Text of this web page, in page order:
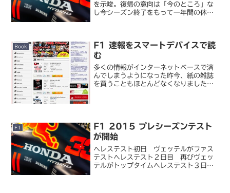
を示唆。復帰の意向は「今のところ」な
し今シーズン終了をもって一年間の休養
たジェンソン・バトンが...
Book
F1 速報をスマートデバイスで読
む
多くの情報がインターネットベースで済
んでしまうようになった昨今、紙の雑誌
を買うこともほとんどなくなりました
F1
F1 2015 プレシーズンテスト
が開始
ヘレステスト初日 ヴェッテルがファス
テストヘレステスト２日目 再びヴェッ
テルがトップタイムヘレステスト３日